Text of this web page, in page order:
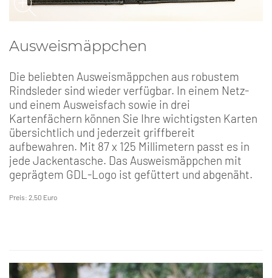
Ausweismäppchen
Die beliebten Ausweismäppchen aus robustem
Rindsleder sind wieder verfügbar. In einem Netz-
und einem Ausweisfach sowie in drei
Kartenfächern können Sie Ihre wichtigsten Karten
übersichtlich und jederzeit griffbereit
aufbewahren. Mit 87 x 125 Millimetern passt es in
jede Jackentasche. Das Ausweismäppchen mit
geprägtem GDL-Logo ist gefüttert und abgenäht.
Preis: 2,50 Euro